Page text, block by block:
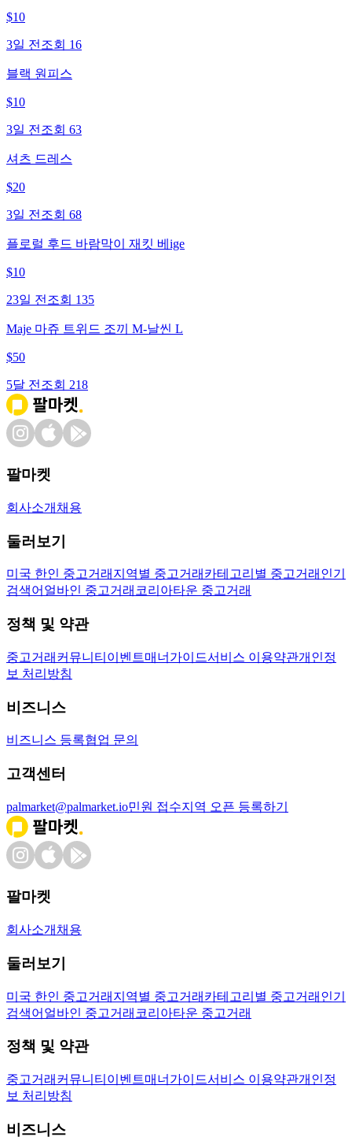
$10
3일 전 조회 16
블랙 원피스
$10
3일 전 조회 63
셔츠 드레스
$20
3일 전 조회 68
플로럴 후드 바람막이 재킷 베ige
$10
23일 전 조회 135
Maje 마쥬 트위드 조끼 M-날씬 L
$50
5달 전 조회 218
팔마켓
회사소개 채용
둘러보기
미국 한인 중고거래 지역별 중고거래 카테고리별 중고거래 인기
검색어 얼바인 중고거래 코리아타운 중고거래
정책 및 약관
중고거래 커뮤니티 이벤트매너가이드서비스 이용약관개인정
보 처리방침
비즈니스
비즈니스 등록협업 문의
고객센터
palmarket@palmarket.io민원 접수지역 오픈 등록하기
팔마켓
회사소개 채용
둘러보기
미국 한인 중고거래 지역별 중고거래 카테고리별 중고거래 인기
검색어 얼바인 중고거래 코리아타운 중고거래
정책 및 약관
중고거래 커뮤니티 이벤트매너가이드서비스 이용약관개인정
보 처리방침
비즈니스